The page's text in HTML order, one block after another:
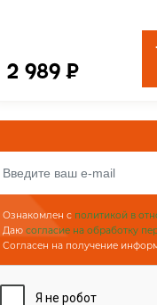
2 989 ₽
Ознакомлен с политикой в
Даю согласие на обработку
Согласен на получение